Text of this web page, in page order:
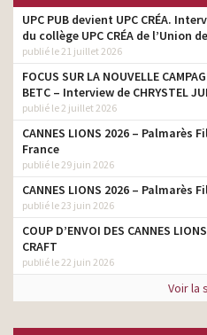
UPC PUB devient UPC CRÉA.
du collège UPC CRÉA de l’Union
publié le 21 juillet 2026
FOCUS SUR LA NOUVELLE
BETC – Interview de CHRYSTEL
publié le 2 juillet 2026
CANNES LIONS 2026 – Palmarès
France
publié le 29 juin 2026
CANNES LIONS 2026 –
publié le 23 juin 2026
COUP D’ENVOI DES CANNES
CRAFT
publié le 22 juin 2026
Voir la